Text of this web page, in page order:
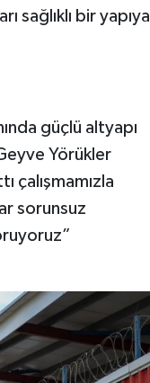
sağlıklı bir yapıya
güçlü altyapı
Yörükler
çalışmamızla
sorunsuz